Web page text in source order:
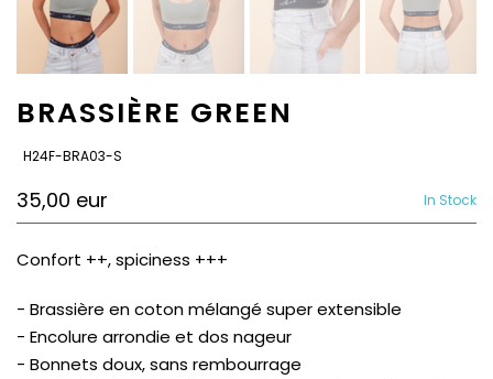
BRASSIÈRE GREEN
SKU:
H24F-BRA03-S
35,00 eur In Stock
Confort ++, spiciness +++
- Brassière en coton mélangé super extensible
- Encolure arrondie et dos nageur
- Bonnets doux, sans rembourrage